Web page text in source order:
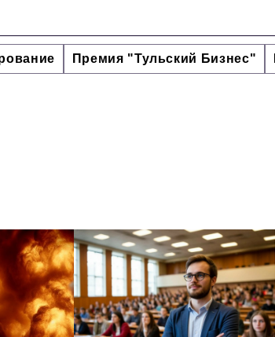
Премия "Тульский Бизнес"